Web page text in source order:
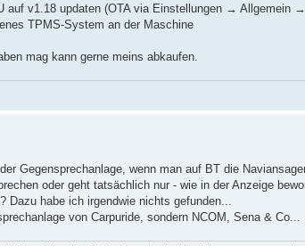
auf v1.18 updaten (OTA via Einstellungen → Allgemein
TPMS-System an der Maschine
mag kann gerne meins abkaufen.
Gegensprechanlage, wenn man auf BT die
oder geht tatsächlich nur - wie in der Anzeige
Dazu habe ich irgendwie nichts gefunden...
von Carpuride, sondern NCOM, Sena & Co...